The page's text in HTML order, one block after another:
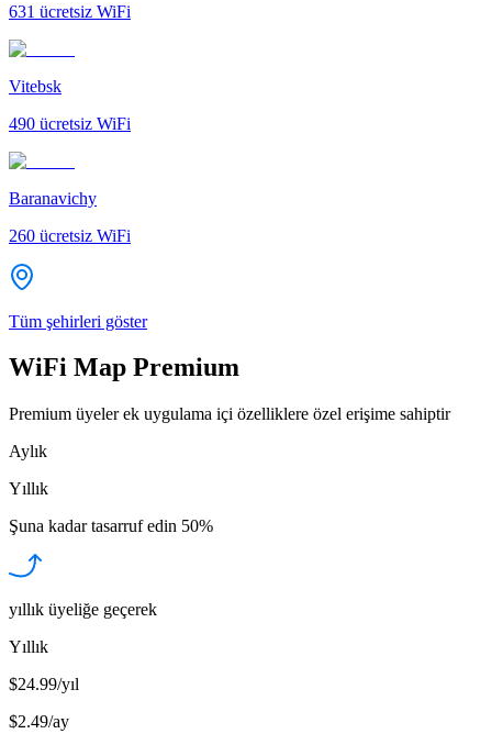
631 ücretsiz WiFi
Vitebsk
490 ücretsiz WiFi
Baranavichy
260 ücretsiz WiFi
Tüm şehirleri göster
WiFi Map Premium
Premium üyeler ek uygulama içi özelliklere özel erişime sahiptir
Aylık
Yıllık
Şuna kadar tasarruf edin 50%
yıllık üyeliğe geçerek
Yıllık
$24.99/yıl
$2.49/ay